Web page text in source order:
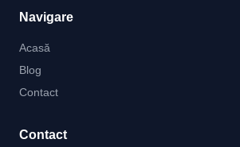
Navigare
Acasă
Blog
Contact
Contact